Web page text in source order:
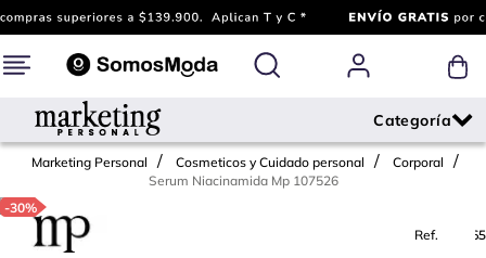
Marketing Personal Cosmeticos y Cuidado personal
Corporal
Serum Niacinamida Mp 107526
-30%
Ref.
767565